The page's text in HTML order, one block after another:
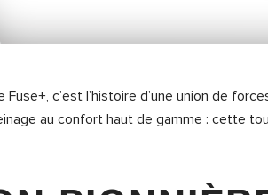
c’est l’histoire d’une union de
au confort haut de gamme : cette